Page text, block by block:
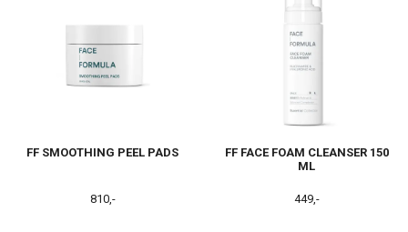
FF SMOOTHING PEEL PADS
810,-
FF FACE FOAM CLEANSER 150
ML
449,-